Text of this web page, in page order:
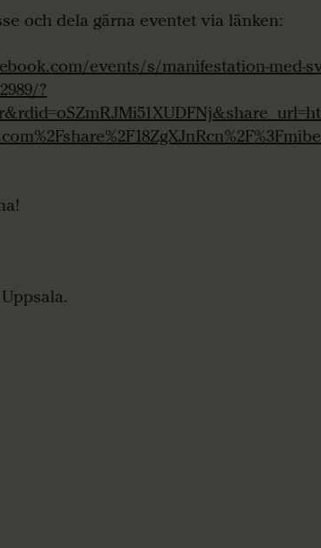
och dela gärna eventet via länken:
events/s/manifestation-med-
?